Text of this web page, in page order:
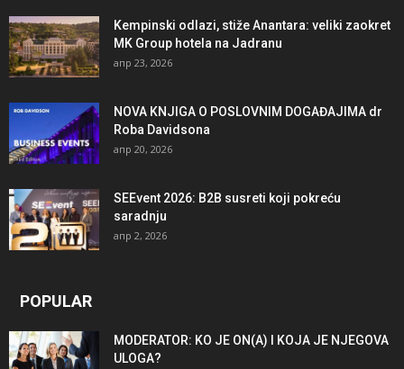
Kempinski odlazi, stiže Anantara: veliki zaokret
MK Group hotela na Jadranu
апр 23, 2026
NOVA KNJIGA O POSLOVNIM DOGAĐAJIMA dr
Roba Davidsona
апр 20, 2026
SEEvent 2026: B2B susreti koji pokreću
saradnju
апр 2, 2026
POPULAR
MODERATOR: KO JE ON(A) I KOJA JE NJEGOVA
ULOGA?